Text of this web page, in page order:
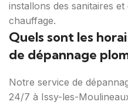
installons des sanitaires
chauffage.
Quels sont les
de dépannage
Notre service de
24/7 à Issy-les-